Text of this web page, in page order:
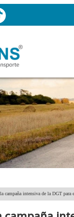
campaña intensiva de la DGT para